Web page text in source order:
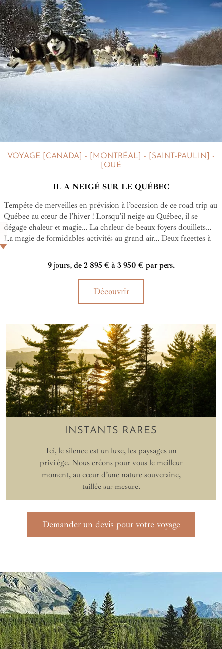
VOYAGE [CANADA] - [MONTRÉAL] - [SAINT-PAULIN] -
[QUÉ
IL A NEIGÉ SUR LE QUÉBEC
Tempête de merveilles en prévision à l’occasion de ce road trip au
Québec au cœur de l’hiver ! Lorsqu’il neige au Québec, il se
dégage chaleur et magie… La chaleur de beaux foyers douillets…
La magie de formidables activités au grand air… Deux facettes à
expérimenter pleinement avec cet autotour !
9 jours, de 2 895 € à 3 950 € par pers.
Découvrir
INSTANTS RARES
Ici, le silence est un luxe, les paysages un
privilège. Nous créons pour vous le meilleur
moment, au cœur d’une nature souveraine,
taillée sur mesure.
Demander un devis pour votre voyage